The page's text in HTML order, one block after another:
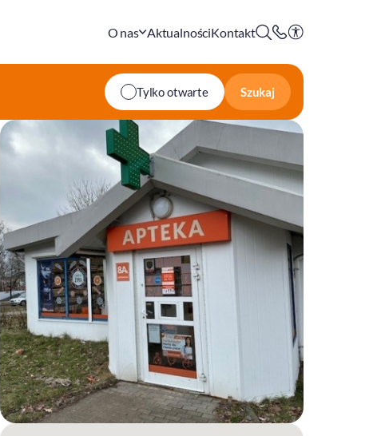
O nas AktualnościKontakt
Tylko otwarte Szukaj